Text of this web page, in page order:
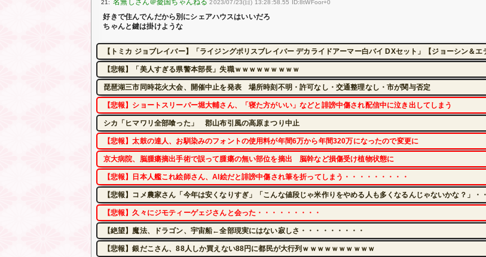
21: 2023/07/23(日) 13:28:58.55 ID:8tWFoor+0
好きで住んでんだから別にシェアハウスはいいだろ
ちゃんと鍵は掛けような
【トミカ ジョブレイバー】「ライジングポリスブレイバー デカライドアーマー白バイ DXセット」【ジョーシン＆エ
【悲報】「美人すぎる県警本部長」失職ｗｗｗｗｗｗｗｗｗ
琵琶湖三市同時花火大会、開催中止を発表 場所時刻不明・許可なし・交通整理なし・市が関与否定
【悲報】ショートスリーパー堀大輔さん、「寝た方がいい」などと誹謗中傷され配信中に泣き出してしまう
シカ「ヒマワリ全部喰った」 郡山布引風の高原まつり中止
【悲報】太鼓の達人、お馴染みのフォントの使用料が年間6万から年間320万になったので変更に
京大病院、脳腫瘍摘出手術で誤って腫瘍の無い部位を摘出 脳幹など損傷受け植物状態に
【悲報】日本人艦これ絵師さん、AI絵だと誹謗中傷され筆を折ってしまう・・・・・・・・・
【悲報】コメ農家さん「今年は安くなりすぎ」「こんな値段じゃ米作りをやめる人も多くなるんじゃないかな？」・
【悲報】久々にジモティーゲェジさんと会った・・・・・・・・・
【絶望】魔法、ドラゴン、宇宙船←全部現実にはない寂しさ・・・・・・・・・
【悲報】銀だこさん、88人しか買えない88円に都民が大行列ｗｗｗｗｗｗｗｗｗｗ